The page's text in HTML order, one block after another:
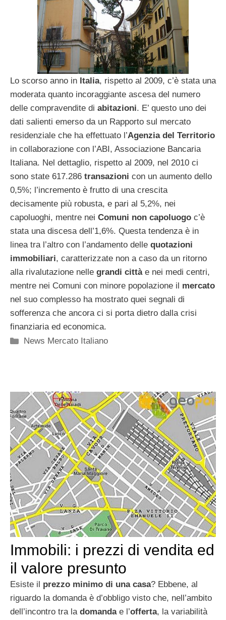
Lo scorso anno in Italia, rispetto al 2009, c’è stata una
moderata quanto incoraggiante ascesa del numero
delle compravendite di abitazioni. E’ questo uno dei
dati salienti emerso da un Rapporto sul mercato
residenziale che ha effettuato l’Agenzia del Territorio
in collaborazione con l’ABI, Associazione Bancaria
Italiana. Nel dettaglio, rispetto al 2009, nel 2010 ci
sono state 617.286 transazioni con un aumento dello
0,5%; l’incremento è frutto di una crescita
decisamente più robusta, e pari al 5,2%, nei
capoluoghi, mentre nei Comuni non capoluogo c’è
stata una discesa dell’1,6%. Questa tendenza è in
linea tra l’altro con l’andamento delle quotazioni
immobiliari, caratterizzate non a caso da un ritorno
alla rivalutazione nelle grandi cittàe nei medi centri,
mentre nei Comuni con minore popolazione il mercato
nel suo complesso ha mostrato quei segnali di
sofferenza che ancora ci si porta dietro dalla crisi
finanziaria ed economica.
Categorie
News Mercato Italiano
Immobili: i prezzi di vendita ed
il valore presunto
Esiste il prezzo minimo di una casa? Ebbene, al
riguardo la domanda è d’obbligo visto che, nell’ambito
dell’incontro tra ladomandae l’offerta, la variabilità